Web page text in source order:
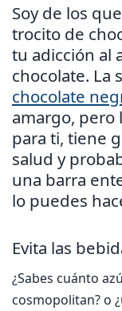
Soy de los
trocito de
tu adicción al
chocolate. La
chocolate
amargo, pero
para ti, tiene
salud y
una barra
lo puedes
Evita las
¿Sabes cuánto
cosmopolitan? o